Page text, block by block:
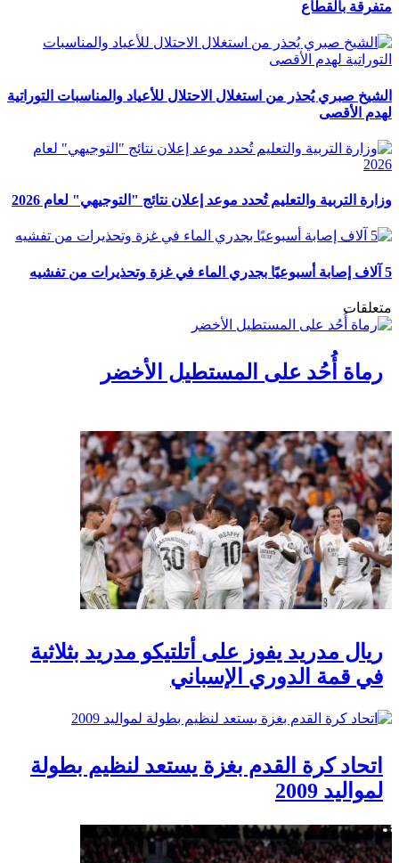
متفرقة بالقطاع
الشيخ صبري يُحذر من استغلال الاحتلال للأعياد والمناسبات التوراتية
لهدم الأقصى
وزارة التربية والتعليم تُحدد موعد إعلان نتائج "التوجيهي" لعام 2026
5 آلاف إصابة أسبوعيًا بجدري الماء في غزة وتحذيرات من تفشيه
متعلقات
رماة أُحُد على المستطيل الأخضر
ريال مدريد يفوز على أتلتيكو مدريد بثلاثية
في قمة الدوري الإسباني
اتحاد كرة القدم بغزة يستعد لنظيم بطولة
لمواليد 2009